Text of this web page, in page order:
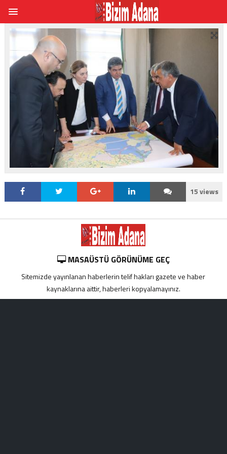
15 views
MASAÜSTÜ GÖRÜNÜME GEÇ
Sitemizde yayınlanan haberlerin telif hakları gazete ve haber
kaynaklarına aittir, haberleri kopyalamayınız.